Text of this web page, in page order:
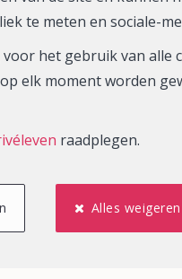
2 2 79,23
VERHUURD
te meten en sociale-
het gebruik van
elk moment worden
raadplegen.
Alles weigeren